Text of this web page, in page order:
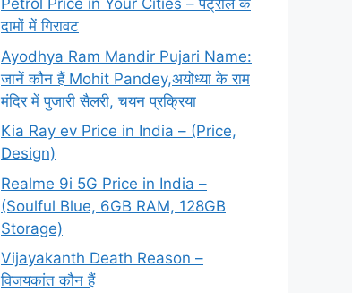
Petrol Price in Your Cities – पेट्रोल के
दामों में गिरावट
Ayodhya Ram Mandir Pujari Name:
जानें कौन हैं Mohit Pandey,अयोध्या के राम
मंदिर में पुजारी सैलरी, चयन प्रक्रिया
Kia Ray ev Price in India – (Price,
Design)
Realme 9i 5G Price in India –
(Soulful Blue, 6GB RAM, 128GB
Storage)
Vijayakanth Death Reason –
विजयकांत कौन हैं